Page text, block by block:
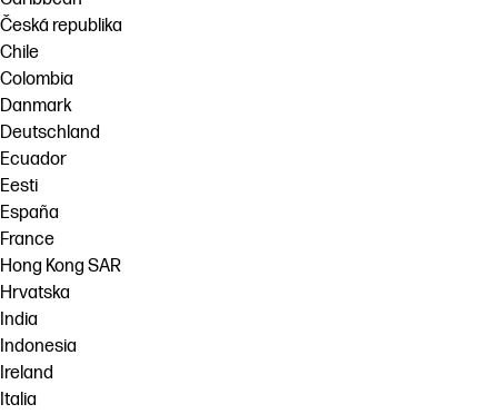
Česká republika
Chile
Colombia
Danmark
Deutschland
Ecuador
Eesti
España
France
Hong Kong SAR
Hrvatska
India
Indonesia
Ireland
Italia